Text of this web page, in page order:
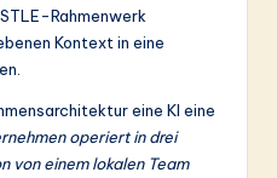
Rahmenwerk
Kontext in eine
eine KI eine
operiert in drei
von einem lokalen Team